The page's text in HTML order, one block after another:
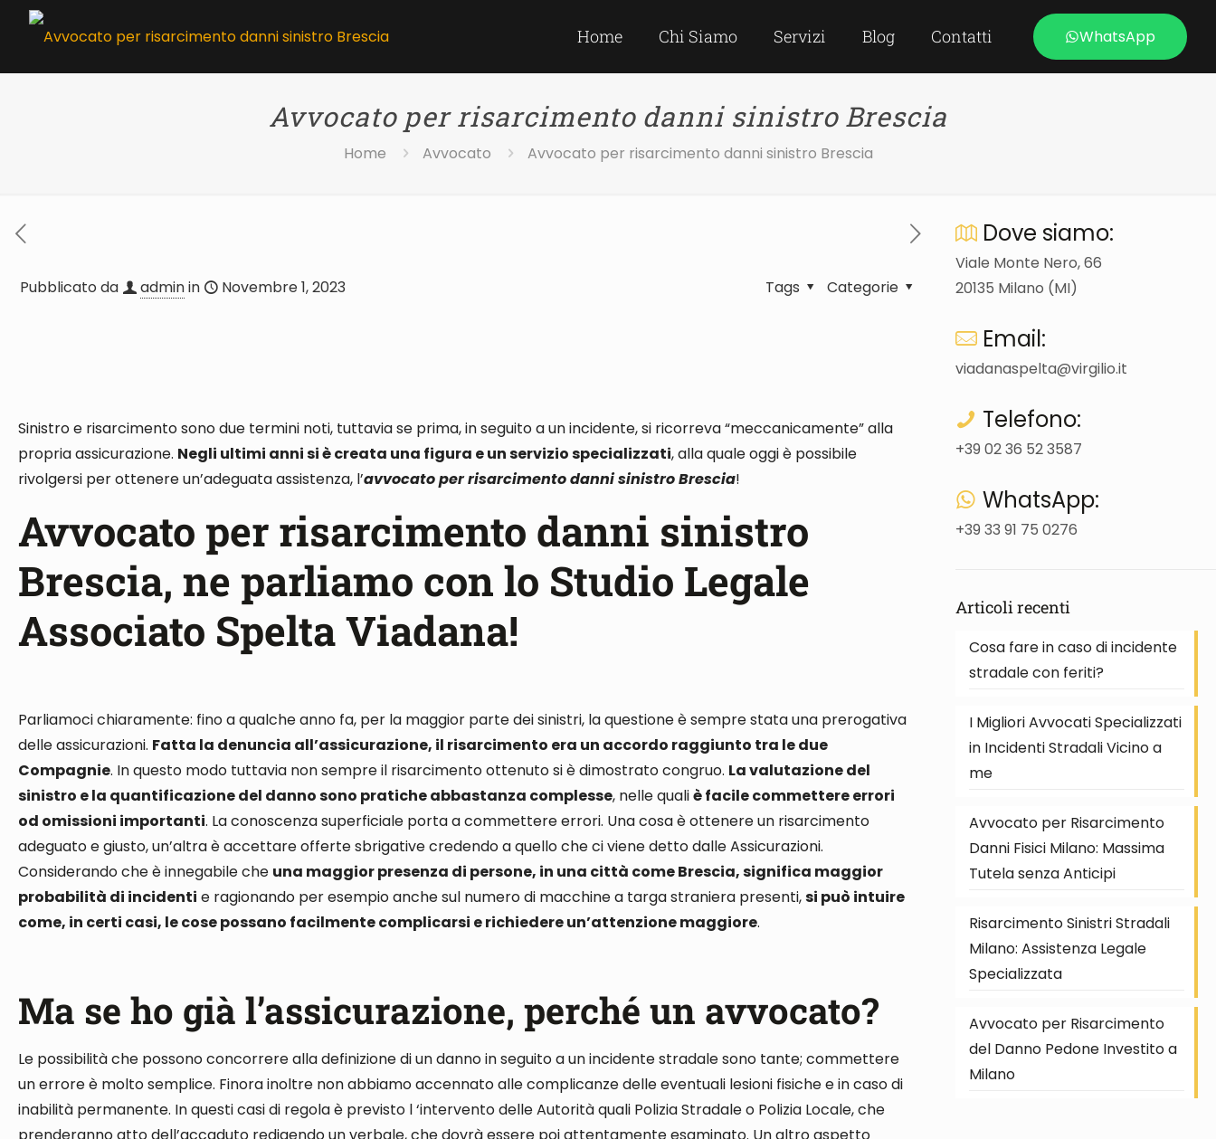
Home Chi Siamo Servizi Blog Contatti WhatsApp
Avvocato per risarcimento danni sinistro Brescia
Home Avvocato Avvocato per risarcimento danni sinistro Brescia
Pubblicato da adminin Novembre 1, 2023 Categorie
Tags
Sinistro e risarcimento sono due termini noti, tuttavia se prima, in seguito a un incidente, si ricorreva “meccanicamente” alla
propria assicurazione. Negli ultimi anni si è creata una figura e un servizio specializzati, alla quale oggi è possibile
rivolgersi per ottenere un’adeguata assistenza, l’avvocato per risarcimento danni sinistro Brescia!
Avvocato per risarcimento danni sinistro
Brescia, ne parliamo con lo Studio Legale
Associato Spelta Viadana!
Parliamoci chiaramente: fino a qualche anno fa, per la maggior parte dei sinistri, la questione è sempre stata una prerogativa
delle assicurazioni. Fatta la denuncia all’assicurazione, il risarcimento era un accordo raggiunto tra le due
Compagnie. In questo modo tuttavia non sempre il risarcimento ottenuto si è dimostrato congruo. La valutazione del
sinistro e la quantificazione del danno sono pratiche abbastanza complesse, nelle qualiè facile commettere errori
od omissioni importanti. La conoscenza superficiale porta a commettere errori. Una cosa è ottenere un risarcimento
adeguato e giusto, un’altra è accettare offerte sbrigative credendo a quello che ci viene detto dalle Assicurazioni.
Considerando che è innegabile che una maggior presenza di persone, in una città come Brescia, significa maggior
probabilità di incidenti e ragionando per esempioanche sul numero di macchine a targa straniera presenti,si può intuire
come, in certi casi, le cose possano facilmente complicarsi e richiedere un’attenzione maggiore.
Ma se ho già l’assicurazione, perché un avvocato?
Le possibilità che possono concorrere alla definizione di un danno in seguito a un incidente stradale sono tante; commettere
un errore è molto semplice. Finora inoltre non abbiamo accennato alle complicanze delleeventuali lesioni fisiche e in caso di
inabilità permanente. In questi casidi regolaè previsto l ‘intervento delle Autorità quali Polizia Stradale o Polizia Locale, che
Dove siamo:
Viale Monte Nero, 66
20135 Milano (MI)
Email:
viadanaspelta@virgilio.it
Telefono:
+39 02 36 52 3587
WhatsApp:
+39 33 91 75 0276
Articoli recenti
Cosa fare in caso di incidente
stradale con feriti?
I Migliori Avvocati Specializzati
in Incidenti Stradali Vicino a
me
Avvocato per Risarcimento
Danni Fisici Milano: Massima
Tutela senza Anticipi
Risarcimento Sinistri Stradali
Milano: Assistenza Legale
Specializzata
Avvocato per Risarcimento
del Danno Pedone Investito a
Milano